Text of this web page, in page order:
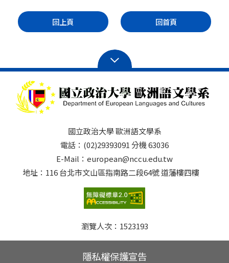
回上頁 回首頁
國立政治大學 歐洲語文學系
電話：(02)29393091 分機 63036
E-Mail：european@nccu.edu.tw
地址：116 台北市文山區指南路二段64號 道藩樓四樓
瀏覽人次： 1523193
隱私權保護宣告